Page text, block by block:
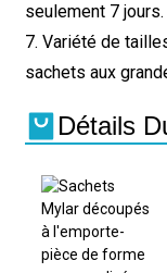
seulement 7 jours.
7. Variété de
sachets aux
Détails